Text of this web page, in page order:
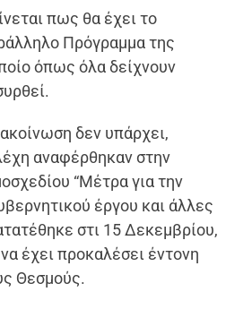
πως θα έχει το
Πρόγραμμα της
όπως όλα δείχνουν
δεν υπάρχει,
αναφέρθηκαν στην
“Μέτρα για την
έργου και άλλες
στι 15 Δεκεμβρίου,
έχει προκαλέσει έντονη
Θεσμούς.